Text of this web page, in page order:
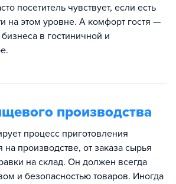
посетитель чувствует, если есть
на этом уровне. А комфорт гостя —
в гостиничной и
производства
процесс приготовления
на производстве, от заказа сырья
на склад. Он должен всегда
и безопасностью товаров. Иногда